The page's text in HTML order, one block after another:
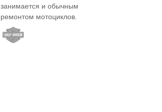
занимается и обычным
ремонтом мотоциклов.